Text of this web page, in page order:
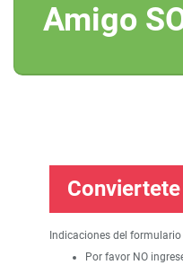
Amigo
Indicaciones del formulario
Por favor NO